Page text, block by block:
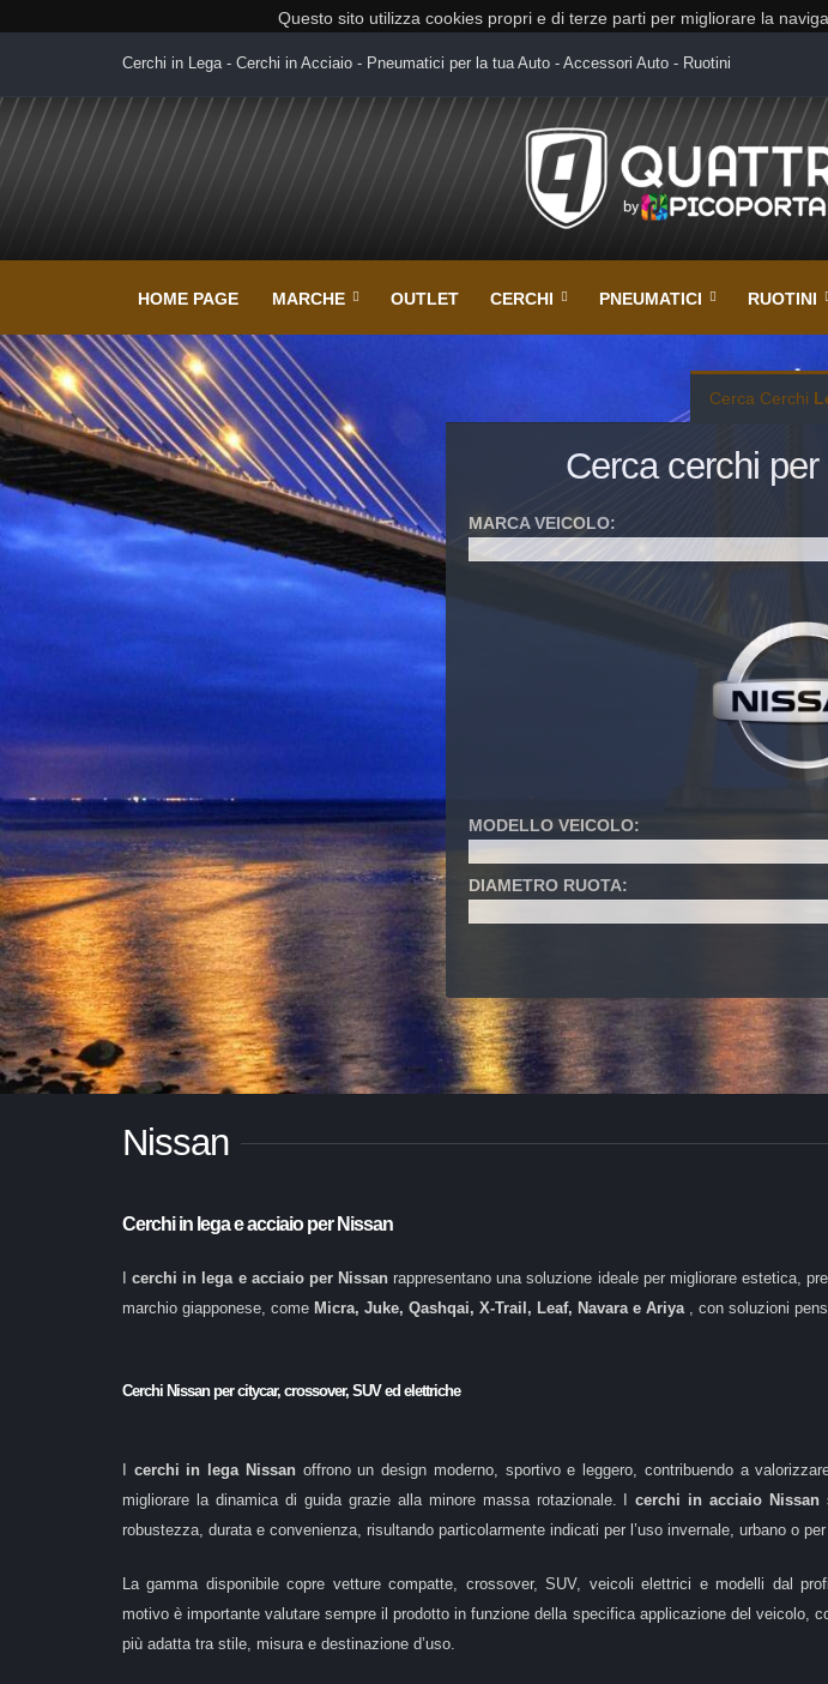
Questo sito utilizza cookies propri e di terze parti per migliorare la
Cerchi in Lega - Cerchi in Acciaio - Pneumatici per la tua Auto - Accessori Auto - Ruotini
HOME PAGE MARCHE OUTLET CERCHI PNEUMATICI RUOTINI
Cerca Cerchi
Cerca cerchi
MARCA VEICOLO:
MODELLO VEICOLO:
DIAMETRO RUOTA:
Nissan
Cerchi in lega e acciaio per Nissan
Icerchi in lega e acciaio per Nissanrappresentano una soluzione ideale per migliorare estetica,
marchio giapponese, come Micra, Juke, Qashqai, X-Trail, Leaf, Navara e Ariya , con soluzioni
Cerchi Nissan per citycar, crossover, SUV ed elettriche
cerchi in lega Nissan offrono un design moderno, sportivo e leggero, contribuendo a
migliorare la dinamica di guida grazie alla minore massa rotazionale. Icerchi in acciaio Nissan
robustezza, durata e convenienza, risultando particolarmente indicati per l’uso invernale, urbano o
La gamma disponibile copre vetture compatte, crossover, SUV, veicoli elettrici e modelli dal
motivo è importante valutare sempre il prodotto in funzione della specifica applicazione del veicolo,
più adatta tra stile, misura e destinazione d’uso.